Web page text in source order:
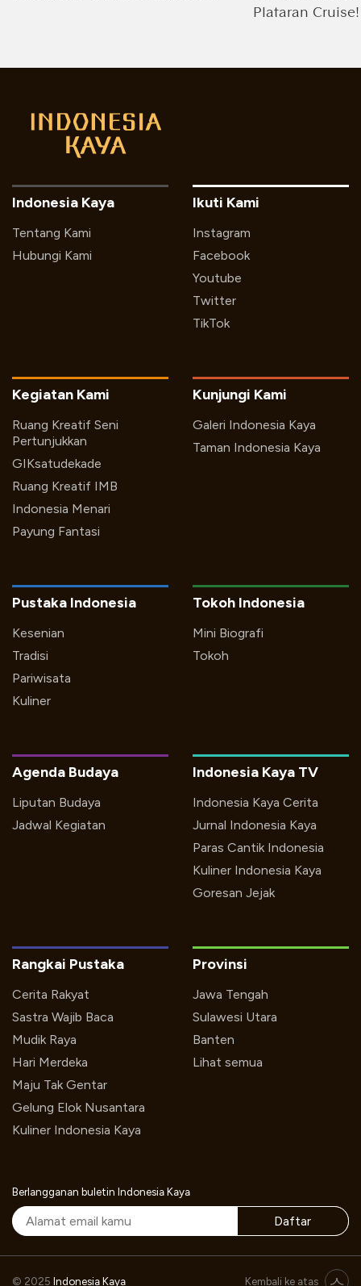
Plataran Cruise!
Indonesia Kaya
Tentang Kami
Hubungi Kami
Ikuti Kami
Instagram
Facebook
Youtube
Twitter
TikTok
Kegiatan Kami
Ruang Kreatif Seni
Pertunjukkan
GIKsatudekade
Ruang Kreatif IMB
Indonesia Menari
Payung Fantasi
Kunjungi Kami
Galeri Indonesia Kaya
Taman Indonesia Kaya
Pustaka Indonesia
Kesenian
Tradisi
Pariwisata
Kuliner
Tokoh Indonesia
Mini Biografi
Tokoh
Indonesia Kaya TV
Indonesia Kaya Cerita
Jurnal Indonesia Kaya
Paras Cantik Indonesia
Kuliner Indonesia Kaya
Goresan Jejak
Agenda Budaya
Liputan Budaya
Jadwal Kegiatan
Rangkai Pustaka
Cerita Rakyat
Sastra Wajib Baca
Mudik Raya
Hari Merdeka
Maju Tak Gentar
Gelung Elok Nusantara
Kuliner Indonesia Kaya
Provinsi
Jawa Tengah
Sulawesi Utara
Banten
Lihat semua
Berlangganan buletin Indonesia Kaya
Daftar
© 2025 Indonesia Kaya Kembali ke atas